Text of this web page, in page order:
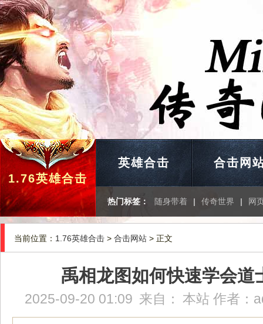
1.76英雄合击
英雄合击 合击网
热门标签： 随身带着 | 传奇世界 | 网
当前位置： 1.76英雄合击 > 合击网站 > 正文
禹相龙图如何快速学会道
2025-09-20 01:09 来自： 本站 作者：